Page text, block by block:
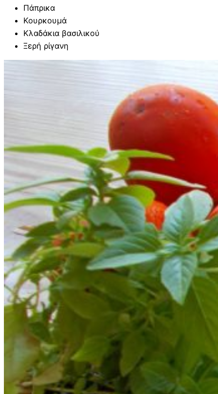
Πάπρικα
Κουρκουμά
Κλαδάκια βασιλικού
Ξερή ρίγανη